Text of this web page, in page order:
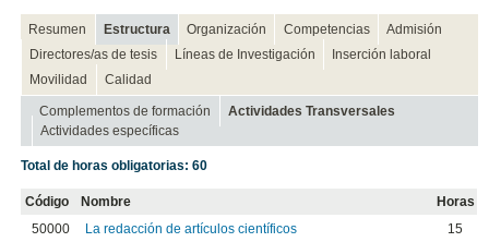
Resumen Estructura Organización Competencias
Admisión
Directores/as de tesis
Líneas de Investigación
Inserción laboral
Movilidad
Calidad
Complementos de formación
Actividades Transversales
Actividades específicas
Total de horas obligatorias: 60
Código Nombre
Horas
50000
La redacción de artículos científicos 15